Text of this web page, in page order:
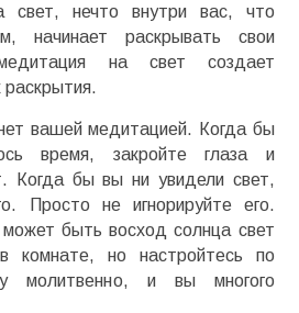
свет, нечто внутри вас, что
начинает раскрывать свои
на свет создает
раскрытия.
вашей медитацией. Когда бы
время, закройте глаза и
Когда бы вы ни увидели свет,
Просто не игнорируйте его.
быть восход солнца свет
комнате, но настройтесь по
молитвенно, и вы многого